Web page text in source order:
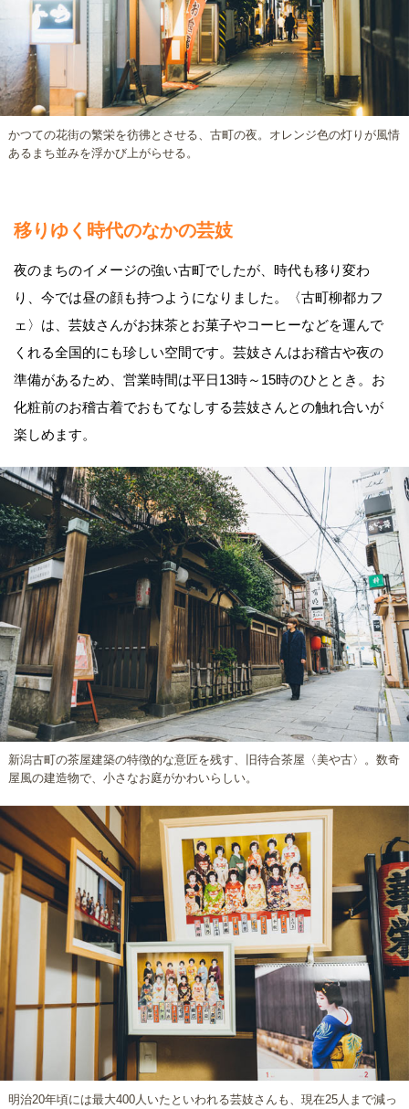
かつての花街の繁栄を彷彿とさせる、古町の夜。オレンジ色の灯りが風情
あるまち並みを浮かび上がらせる。
移りゆく時代のなかの芸妓
夜のまちのイメージの強い古町でしたが、時代も移り変わ
り、今では昼の顔も持つようになりました。〈古町柳都カフ
ェ〉は、芸妓さんがお抹茶とお菓子やコーヒーなどを運んで
くれる全国的にも珍しい空間です。芸妓さんはお稽古や夜の
準備があるため、営業時間は平日13時～15時のひととき。お
化粧前のお稽古着でおもてなしする芸妓さんとの触れ合いが
楽しめます。
新潟古町の茶屋建築の特徴的な意匠を残す、旧待合茶屋〈美や古〉。数奇
屋風の建造物で、小さなお庭がかわいらしい。
明治20年頃には最大400人いたといわれる芸妓さんも、現在25人まで減っ